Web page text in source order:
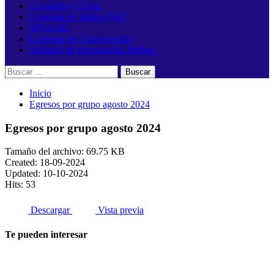
Geografía y Clima
Consulta de Multas PMT
SINACIG
Licencias de Construcción
Solicitud de Información Pública
Buscar:
Inicio
Egresos por grupo agosto 2024
Egresos por grupo agosto 2024
Tamaño del archivo: 69.75 KB
Created: 18-09-2024
Updated: 10-10-2024
Hits: 53
Descargar Vista previa
Te pueden interesar